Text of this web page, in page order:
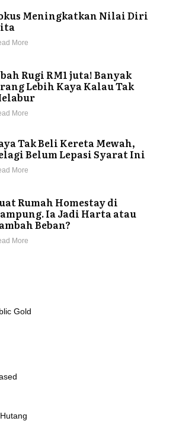
Meningkatkan Nilai Diri
More
Rugi RM1 juta! Banyak
Lebih Kaya Kalau Tak
More
Tak Beli Kereta Mewah,
Belum Lepasi Syarat Ini
More
Rumah Homestay di
Ia Jadi Harta atau
Beban?
More
Gold